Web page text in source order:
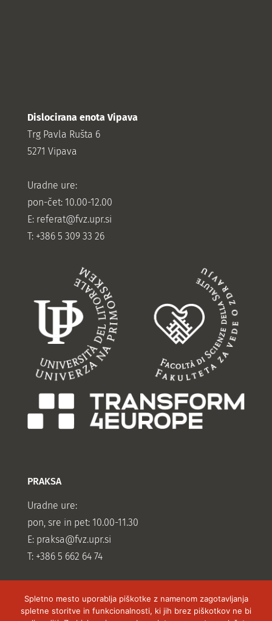
Dislocirana enota Vipava
Trg Pavla Rušta 6
5271 Vipava
Uradne ure:
pon-čet: 10.00-12.00
E: referat@fvz.upr.si
T: +386 5 309 33 26
PRAKSA
Uradne ure:
pon, sre in pet: 10.00-11.30
E: praksa@fvz.upr.si
T: +386 5 662 64 74
Spletno mesto uporablja piškotke z namenom zagotavljanja
spletne storitve in funkcionalnosti, ki jih brez piškotkov ne bi